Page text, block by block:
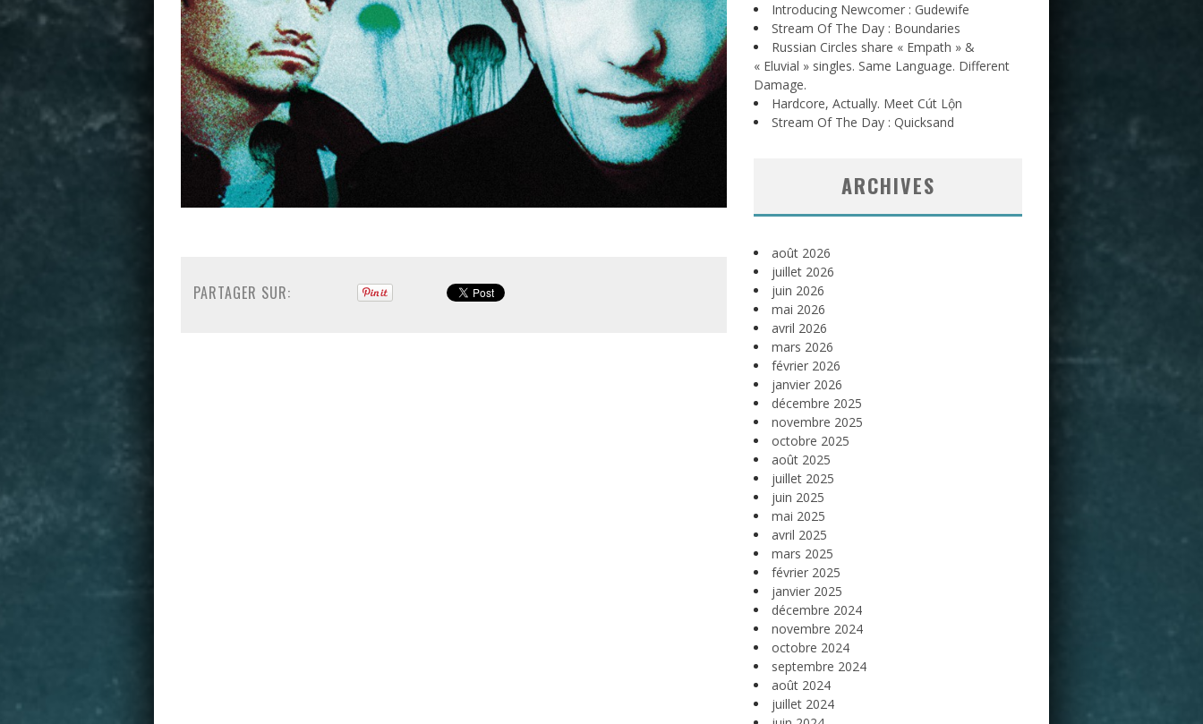
PARTAGER SUR:
Introducing Newcomer : Gudewife
Stream Of The Day : Boundaries
Russian Circles share « Empath » &
« Eluvial » singles. Same Language. Different
Damage.
Hardcore, Actually. Meet Cút Lộn
Stream Of The Day : Quicksand
ARCHIVES
août 2026
juillet 2026
juin 2026
mai 2026
avril 2026
mars 2026
février 2026
janvier 2026
décembre 2025
novembre 2025
octobre 2025
août 2025
juillet 2025
juin 2025
mai 2025
avril 2025
mars 2025
février 2025
janvier 2025
décembre 2024
novembre 2024
octobre 2024
septembre 2024
août 2024
juillet 2024